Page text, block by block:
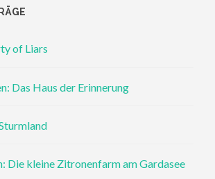
of Liars
Das Haus der Erinnerung
Die kleine Zitronenfarm am Gardasee